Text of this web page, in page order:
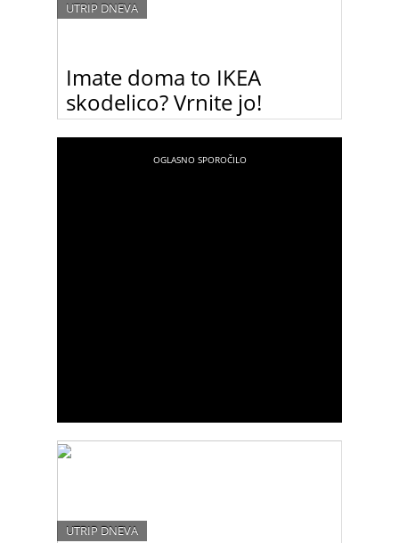
Imate doma to IKEA
skodelico? Vrnite jo!
UTRIP DNEVA
UTRIP DNEVA